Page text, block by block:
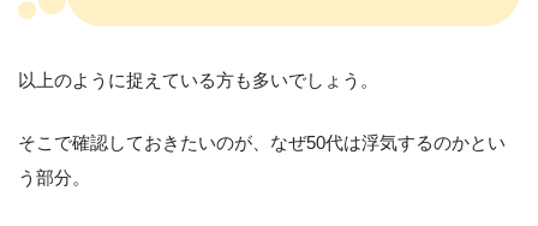
以上のように捉えている方も多いでしょう。
そこで確認しておきたいのが、なぜ50代は浮気するのかとい
う部分。